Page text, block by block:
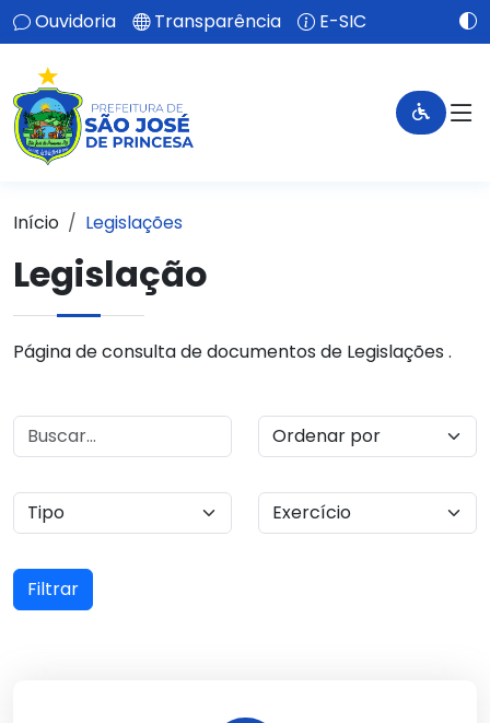
Ouvidoria Transparência E-SIC
Início Legislações
Legislação
Página de consulta de documentos de Legislações .
Filtrar